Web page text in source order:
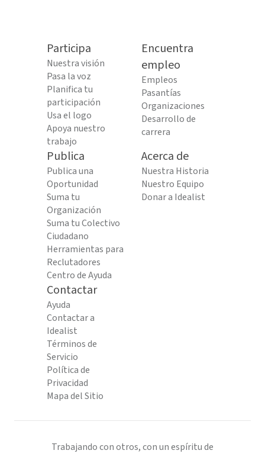
Participa
Nuestra visión
Pasa la voz
Planifica tu
participación
Usa el logo
Apoya nuestro
trabajo
Encuentra
empleo
Empleos
Pasantías
Organizaciones
Desarrollo de
carrera
Publica
Publica una
Oportunidad
Suma tu
Organización
Suma tu Colectivo
Ciudadano
Herramientas para
Reclutadores
Centro de Ayuda
Acerca de
Nuestra Historia
Nuestro Equipo
Donar a Idealist
Contactar
Ayuda
Contactar a
Idealist
Términos de
Servicio
Política de
Privacidad
Mapa del Sitio
Trabajando con otros, con un espíritu de